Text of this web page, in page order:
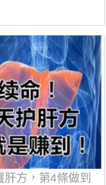
方，第4條做到